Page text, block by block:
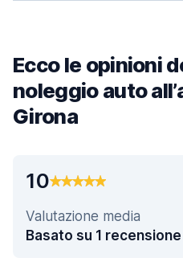
Ecco le opinioni
noleggio auto
Girona
10
Valutazione media
Basato su 1 recensione